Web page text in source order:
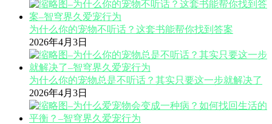
为什么你的宠物不听话？这套书能帮你找到答案
2026年4月3日
为什么你的宠物总是不听话？其实只要这一步就解决了
2026年4月3日